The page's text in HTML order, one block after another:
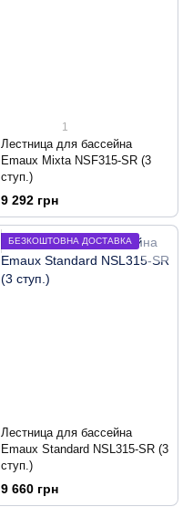
1
Лестница для бассейна
Emaux Mixta NSF315-SR (3
ступ.)
9 292 грн
БЕЗКОШТОВНА ДОСТАВКА
Лестница для бассейна
Emaux Standard NSL315-SR (3
ступ.)
9 660 грн